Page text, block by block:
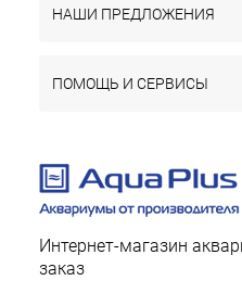
НАШИ ПРЕДЛОЖЕНИЯ
ПОМОЩЬ И СЕРВИСЫ
Интернет-магазин
заказ